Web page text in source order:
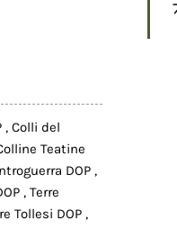
, Colli del
Teatine
DOP ,
, Terre
Tollesi DOP ,